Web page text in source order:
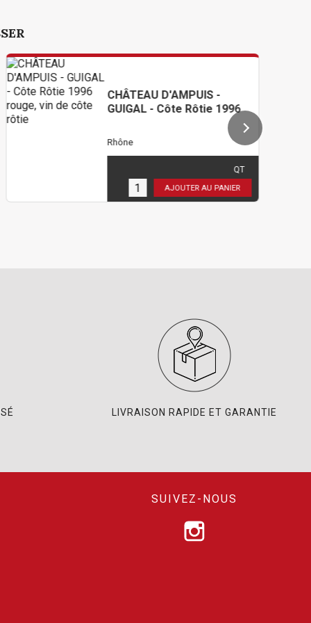
CHÂTEAU D'AMPUIS -
GUIGAL - Côte Rôtie 1996
AJOUTER AU PANIER
LIVRAISON RAPIDE ET GARANTIE
SUIVEZ-NOUS